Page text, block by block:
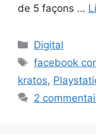
de 5 façons …
Catégories
Digital
Étiquettes
facebook
kratos,
2